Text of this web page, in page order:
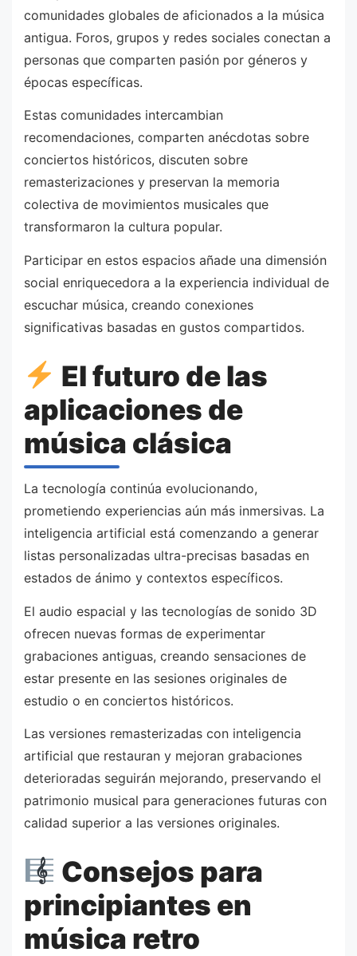
comunidades globales de aficionados a la música
antigua. Foros, grupos y redes sociales conectan a
personas que comparten pasión por géneros y
épocas específicas.
Estas comunidades intercambian
recomendaciones, comparten anécdotas sobre
conciertos históricos, discuten sobre
remasterizaciones y preservan la memoria
colectiva de movimientos musicales que
transformaron la cultura popular.
Participar en estos espacios añade una dimensión
social enriquecedora a la experiencia individual de
escuchar música, creando conexiones
significativas basadas en gustos compartidos.
El futuro de las
aplicaciones de
música clásica
La tecnología continúa evolucionando,
prometiendo experiencias aún más inmersivas. La
inteligencia artificial está comenzando a generar
listas personalizadas ultra-precisas basadas en
estados de ánimo y contextos específicos.
El audio espacial y las tecnologías de sonido 3D
ofrecen nuevas formas de experimentar
grabaciones antiguas, creando sensaciones de
estar presente en las sesiones originales de
estudio o en conciertos históricos.
Las versiones remasterizadas con inteligencia
artificial que restauran y mejoran grabaciones
deterioradas seguirán mejorando, preservando el
patrimonio musical para generaciones futuras con
calidad superior a las versiones originales.
Consejos para
principiantes en
música retro